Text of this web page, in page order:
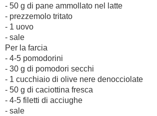
- 50 g di pane ammollato nel latte
- prezzemolo tritato
- 1 uovo
- sale
Per la farcia
- 4-5 pomodorini
- 30 g di pomodori secchi
- 1 cucchiaio di olive nere denocciolate
- 50 g di caciottina fresca
- 4-5 filetti di acciughe
- sale